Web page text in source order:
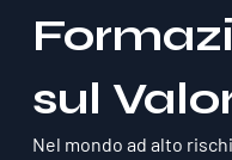
sul
Nel mondo ad alto